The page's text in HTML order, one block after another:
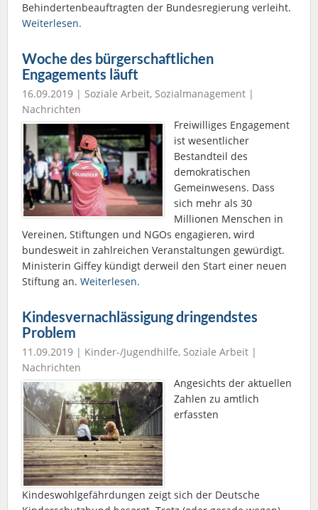
Behindertenbeauftragten der Bundesregierung verleiht.
Weiterlesen.
Woche des bürgerschaftlichen
Engagements läuft
16.09.2019 | Soziale Arbeit, Sozialmanagement |
Nachrichten
Freiwilliges Engagement
ist wesentlicher
Bestandteil des
demokratischen
Gemeinwesens. Dass
sich mehr als 30
Millionen Menschen in
Vereinen, Stiftungen und NGOs engagieren, wird
bundesweit in zahlreichen Veranstaltungen gewürdigt.
Ministerin Giffey kündigt derweil den Start einer neuen
Stiftung an. Weiterlesen.
Kindesvernachlässigung dringendstes
Problem
11.09.2019 | Kinder-/Jugendhilfe, Soziale Arbeit |
Nachrichten
Angesichts der aktuellen
Zahlen zu amtlich
erfassten
Kindeswohlgefährdungen zeigt sich der Deutsche